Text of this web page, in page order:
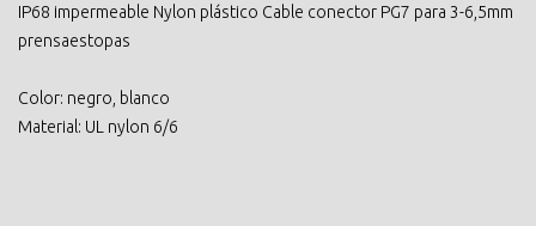
IP68 impermeable Nylon plástico Cable conector PG7 para 3-6,5mm
prensaestopas
Color: negro, blanco
Material: UL nylon 6/6